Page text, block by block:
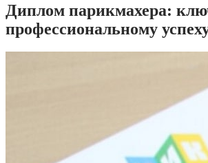
Диплом парикмахера:
профессиональному